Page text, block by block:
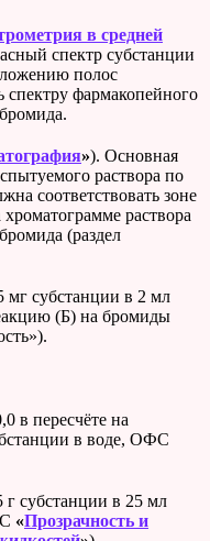
в средней
спектр субстанции
полос
спектру фармакопейного
»). Основная
раствора по
соответствовать зоне
раствора
(раздел
мг субстанции в 2 мл
(Б) на бромиды
в пересчёте на
в воде, ОФС
г субстанции в 25 мл
«Прозрачность и